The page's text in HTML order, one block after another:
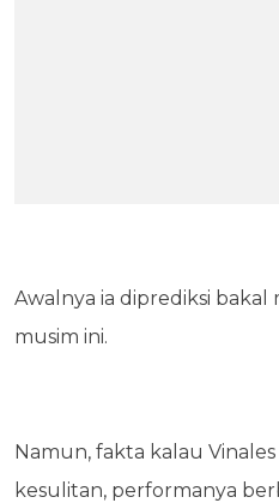
Awalnya ia diprediksi
musim ini.
Namun, fakta kalau
kesulitan, performanya